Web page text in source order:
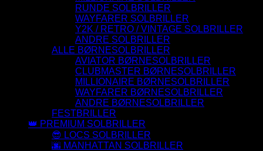
RUNDE SOLBRILLER
WAYFARER SOLBRILLER
Y2K / RETRO / VINTAGE SOLBRILLER
ANDRE SOLBRILLER
ALLE BØRNESOLBRILLER
AVIATOR BØRNESOLBRILLER
CLUBMASTER BØRNESOLBRILLER
MILLIONAIRE BØRNESOLBRILLER
WAYFARER BØRNESOLBRILLER
ANDRE BØRNESOLBRILLER
FESTBRILLER
👑 PREMIUM SOLBRILLER
😎 LOCS SOLBRILLER
🌆 MANHATTAN SOLBRILLER